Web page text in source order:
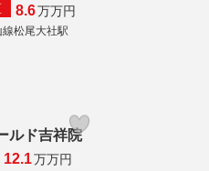
8.6万万円
線松尾大社駅
ルド吉祥院
12.1万万円